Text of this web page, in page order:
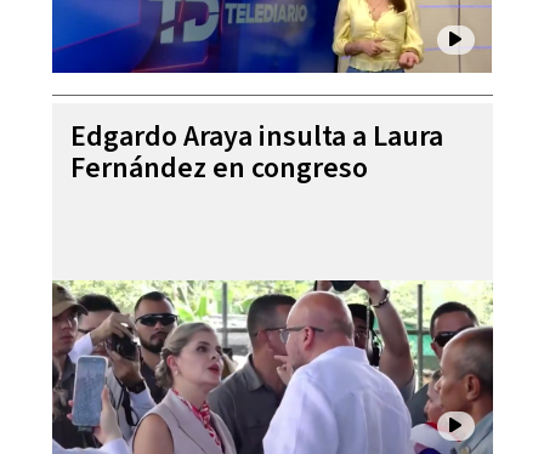
Edgardo Araya insulta a Laura
Fernández en congreso